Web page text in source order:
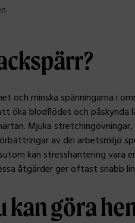
och minska spänningarna i
öka blodflödet och påskynda
Mjuka
av din arbetsmiljö
kan stresshantering
åtgärder ger oftast snabb
kan göra